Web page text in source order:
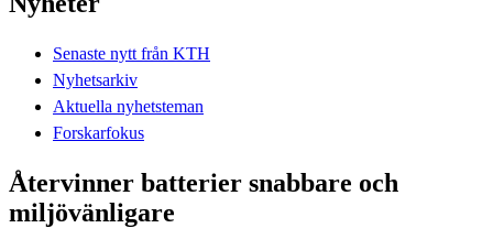
Senaste nytt från KTH
Nyhetsarkiv
Aktuella nyhetsteman
Forskarfokus
Återvinner batterier snabbare och
miljövänligare